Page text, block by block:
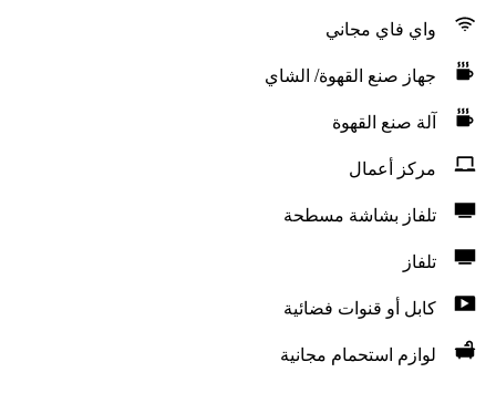
واي فاي مجاني
جهاز صنع القهوة/ الشاي
آلة صنع القهوة
مركز أعمال
تلفاز بشاشة مسطحة
تلفاز
كابل أو قنوات فضائية
لوازم استحمام مجانية